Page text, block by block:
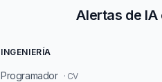
Alertas de
INGENIERÍA
Programador · CV